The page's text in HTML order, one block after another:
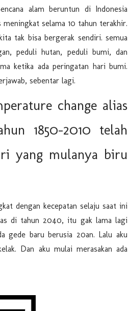
alam beruntun di Indonesia
selama 10 tahun terakhir.
tak bisa bergerak sendiri. semua
peduli hutan, peduli bumi, dan
ketika ada peringatan hari bumi.
sebentar lagi.
change alias
1850-2010 telah
yang mulanya biru
dengan kecepatan selaju saat ini
di tahun 2040, itu gak lama lagi
gede baru berusia 20an. Lalu aku
Dan aku mulai merasakan ada